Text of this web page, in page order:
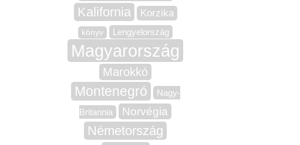
Kalifornia Korzika
könyv Lengyelország
Magyarország
Marokkó
Montenegró
Nagy-
Britannia
Norvégia
Németország